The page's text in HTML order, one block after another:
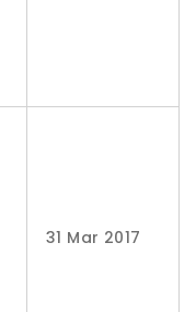
31 Mar 2017